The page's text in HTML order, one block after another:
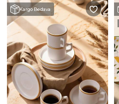
Kargo Bedava